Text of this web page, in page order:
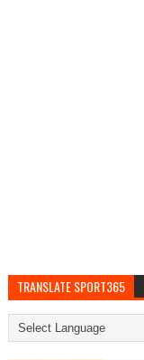
TRANSLATE SPORT365